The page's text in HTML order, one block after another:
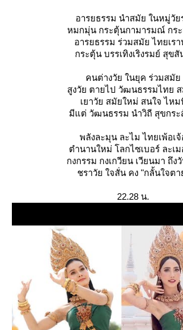
อารยธรรม นำสมัย ในหมู่วัย
หมกมุ่น กระตุ้นกามารมณ์ กร
อารยธรรม ร่วมสมัย ไทยเร
กระตุ้น บรรเทิงเริงรมย์ สุขสั
คนต่างวัย ในยุค ร่วมสมั
สูงวัย ตายไป วัฒนธรรมไทย
เยาวัย สมัยใหม่ สนใจ ไหม
มีแต่ วัฒนธรรม นำวิถี สุขกระ
พลังละมุน ละไม ไทยเพ้อเจ้
ตำนานใหม่ โลกไซเบอร์ ละเ
กงกรรม กงเกวียน เวียนมา ถึง
ชราวัย ใจสั่น คง "กลั้นใจตา
22.28 น.